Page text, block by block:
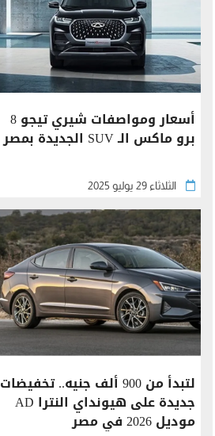
أسعار ومواصفات شيري تيجو 8
برو ماكس الـ SUV الجديدة بمصر
الثلاثاء 29 يوليو 2025
لتبدأ من 900 ألف جنيه.. تخفيضات
جديدة على هيونداي النترا AD
موديل 2026 في مصر